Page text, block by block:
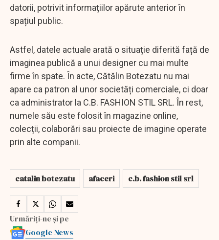
datorii, potrivit informațiilor apărute anterior în
spațiul public.
Astfel, datele actuale arată o situație diferită față de
imaginea publică a unui designer cu mai multe
firme în spate. În acte, Cătălin Botezatu nu mai
apare ca patron al unor societăți comerciale, ci doar
ca administrator la C.B. FASHION STIL SRL. În rest,
numele său este folosit în magazine online,
colecții, colaborări sau proiecte de imagine operate
prin alte companii.
catalin botezatu afaceri c.b. fashion stil srl
Urmăriți-ne și pe
Google News